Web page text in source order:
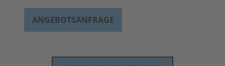
ANGEBOTSANFRAGE